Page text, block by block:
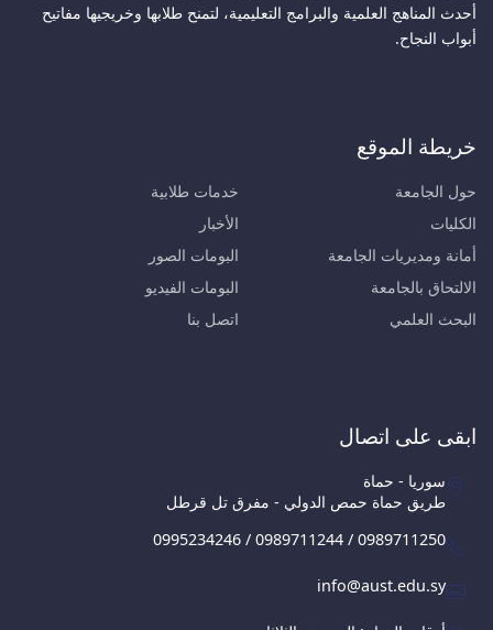
أحدث المناهج العلمية والبرامج التعليمية، لتمنح طلابها وخريجيها مفاتيح
أبواب النجاح.
خريطة الموقع
حول الجامعة
الكليات
أمانة ومديريات الجامعة
الالتحاق بالجامعة
البحث العلمي
خدمات طلابية
الأخبار
البومات الصور
البومات الفيديو
اتصل بنا
ابقى على اتصال
سوريا - حماة
طريق حماة حمص الدولي - مفرق تل قرطل
0995234246 / 0989711244 / 0989711250
info@aust.edu.sy